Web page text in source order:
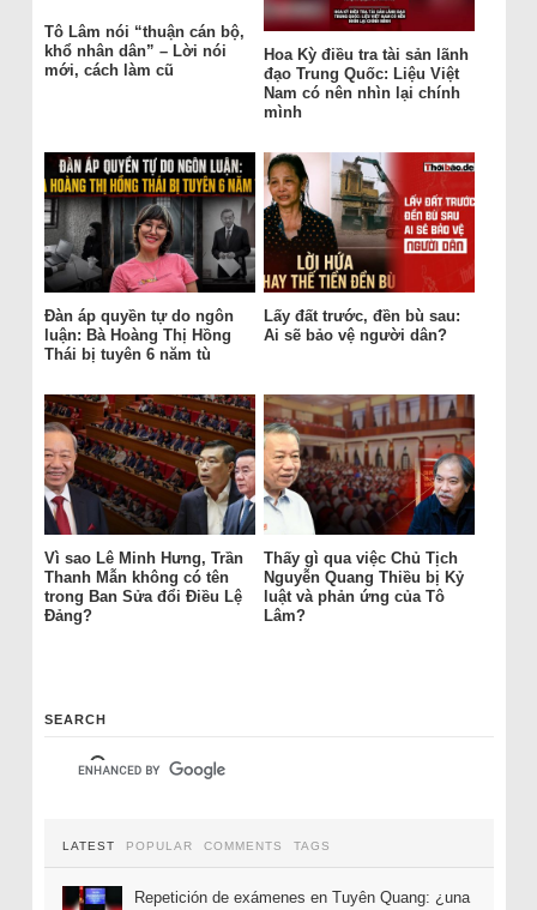
Tô Lâm nói “thuận cán bộ,
khổ nhân dân” – Lời nói
mới, cách làm cũ
Hoa Kỳ điều tra tài sản lãnh
đạo Trung Quốc: Liệu Việt
Nam có nên nhìn lại chính
mình
Đàn áp quyền tự do ngôn
luận: Bà Hoàng Thị Hồng
Thái bị tuyên 6 năm tù
Lấy đất trước, đền bù sau:
Ai sẽ bảo vệ người dân?
Vì sao Lê Minh Hưng, Trần
Thanh Mẫn không có tên
trong Ban Sửa đổi Điều Lệ
Đảng?
Thấy gì qua việc Chủ Tịch
Nguyễn Quang Thiều bị Kỷ
luật và phản ứng của Tô
Lâm?
SEARCH
LATEST POPULAR COMMENTS TAGS
Repetición de exámenes en Tuyên Quang: ¿una